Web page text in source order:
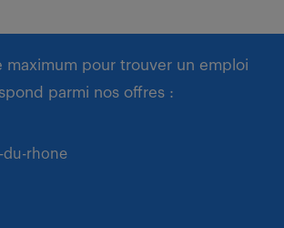
maximum pour trouver un emploi
parmi nos offres :
du-rhone